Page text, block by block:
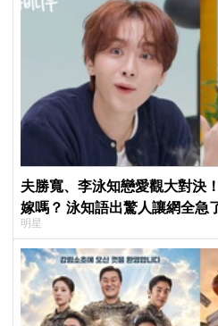
夫勝寬、李泳知戀愛觀大對決
嫁嗎？ 泳知語出驚人讓網全急
明星